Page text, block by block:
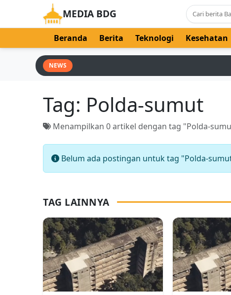
MEDIA BDG
Beranda Berita Teknologi Kesehatan
NEWS
Tag: Polda-sumut
Menampilkan 0 artikel dengan tag "Polda-
Belum ada postingan untuk tag "Polda-
TAG LAINNYA